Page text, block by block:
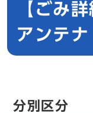
【ごみ
アンテナ
分別区分